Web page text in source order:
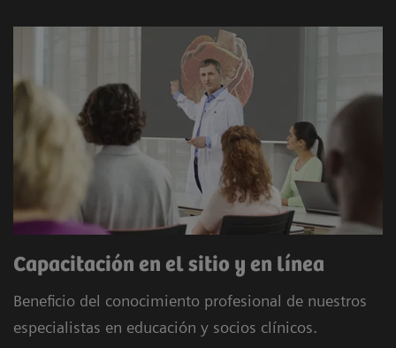
Capacitación en el sitio y en línea
Beneficio del conocimiento profesional de nuestros
especialistas en educación y socios clínicos.